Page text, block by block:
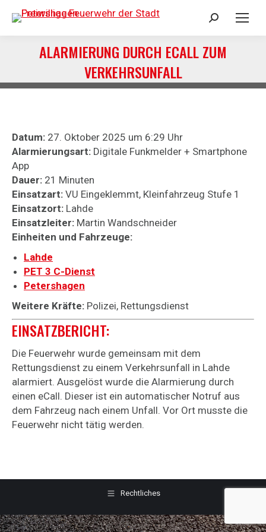
Search:
ALARMIERUNG DURCH ECALL ZUM
VERKEHRSUNFALL
Sie befinden sich hier:
Datum: 27. Oktober 2025 um 6:29 Uhr
Alarmierungsart: Digitale Funkmelder + Smartphone
App
Dauer: 21 Minuten
Einsatzart: VU Eingeklemmt, Kleinfahrzeug Stufe 1
Einsatzort: Lahde
Einsatzleiter: Martin Wandschneider
Einheiten und Fahrzeuge:
Lahde
PET 3 C-Dienst
Petershagen
Weitere Kräfte: Polizei, Rettungsdienst
EINSATZBERICHT:
Die Feuerwehr wurde gemeinsam mit dem
Rettungsdienst zu einem Verkehrsunfall in Lahde
alarmiert. Ausgelöst wurde die Alarmierung durch
einen eCall. Dieser ist ein automatischer Notruf aus
dem Fahrzeug nach einem Unfall. Vor Ort musste die
Feuerwehr nicht tätig werden.
Rechtliches